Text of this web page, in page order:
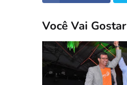
Você Vai Gostar